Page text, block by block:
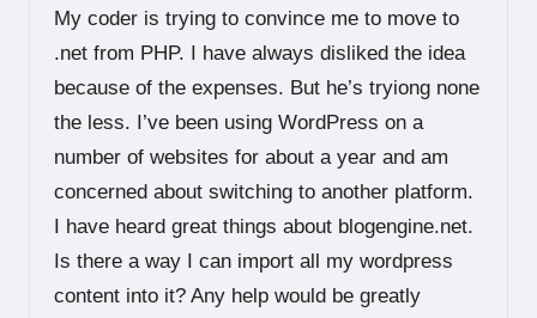
My coder is trying to convince me to move to
.net from PHP. I have always disliked the idea
because of the expenses. But he’s tryiong none
the less. I’ve been using WordPress on a
number of websites for about a year and am
concerned about switching to another platform.
I have heard great things about blogengine.net.
Is there a way I can import all my wordpress
content into it? Any help would be greatly